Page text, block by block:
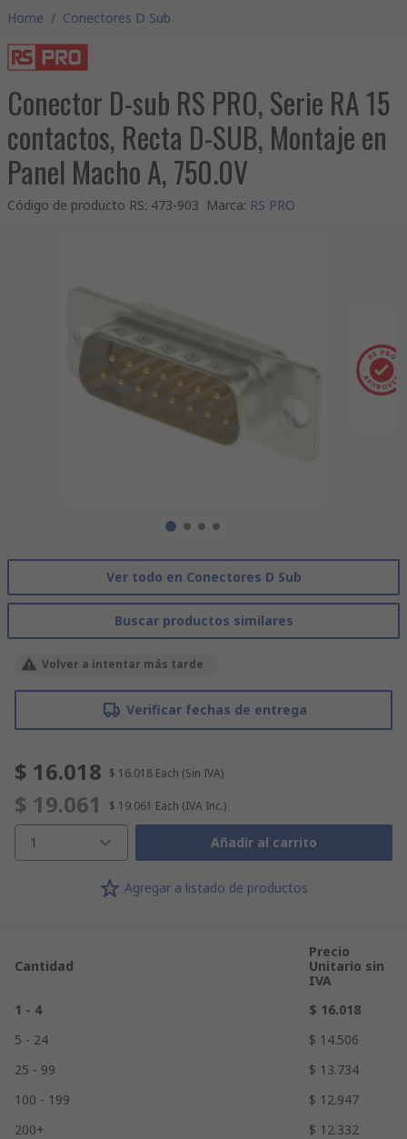
Home / Conectores D Sub
Conector D-sub RS PRO, Serie RA 15
contactos, Recta D-SUB, Montaje en
Panel Macho A, 750.0V
Código de producto RS: 473-903 Marca: RS PRO
Ver todo en Conectores D Sub
Buscar productos similares
Volver a intentar más tarde
Verificar fechas de entrega
$ 16.018 $ 16.018 Each (Sin IVA)
$ 19.061 $ 19.061 Each (IVA Inc.)
1 Añadir al carrito
Agregar a listado de productos
Cantidad
Precio
Unitario sin
IVA
1 - 4
$ 16.018
5 - 24
$ 14.506
25 - 99
$ 13.734
100 - 199
$ 12.947
200+
$ 12.332